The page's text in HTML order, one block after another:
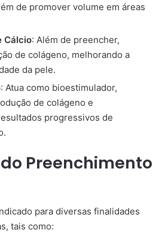
de promover volume em áreas
Cálcio: Além de preencher,
de colágeno, melhorando a
da pele.​
: Atua como bioestimulador,
de colágeno e
progressivos de
Preenchimento
para diversas finalidades
tais como: